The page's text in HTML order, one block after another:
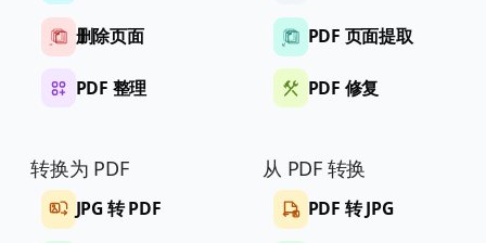
删除页面
PDF 整理
PDF 页面提取
PDF 修复
转换为 PDF
JPG 转 PDF
从 PDF 转换
PDF 转 JPG